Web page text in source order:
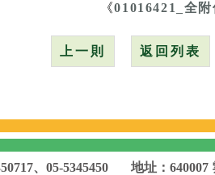
《01016421_全附
上一則 返回列表
、05-5345450 地址：640007